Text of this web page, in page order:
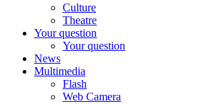
Culture
Theatre
Your question
Your question
News
Multimedia
Flash
Web Camera